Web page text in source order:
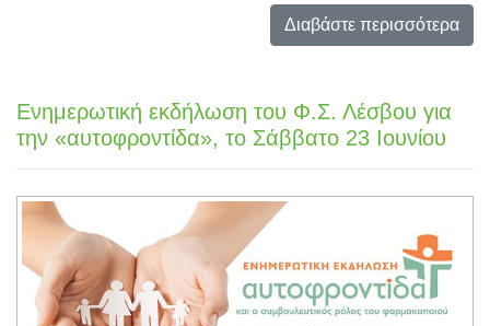
Διαβάστε περισσότερα
Ενημερωτική εκδήλωση του Φ.Σ. Λέσβου για
την «αυτοφροντίδα», το Σάββατο 23 Ιουνίου